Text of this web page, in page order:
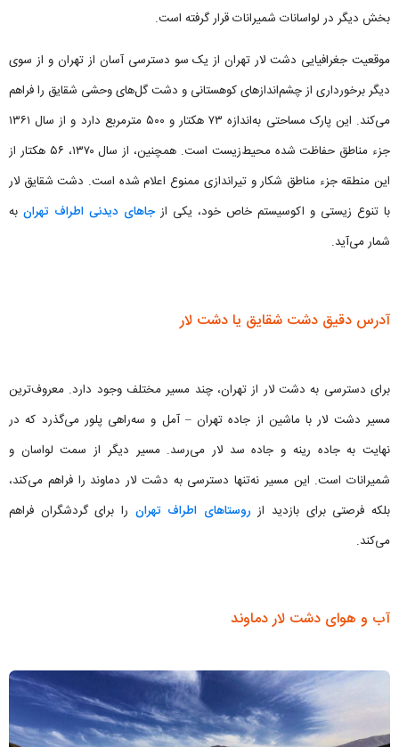
بخش دیگر در لواسانات شمیرانات قرار گرفته است.
موقعیت جغرافیایی دشت لار تهران از یک سو دسترسی آسان از تهران و از سوی
دیگر برخورداری از چشم‌اندازهای کوهستانی و دشت گل‌های وحشی شقایق را فراهم
می‌کند. این پارک مساحتی به‌اندازه ۷۳ هکتار و ۵۰۰ مترمربع دارد و از سال ۱۳۶۱
جزء مناطق حفاظت شده محیط‌زیست است. همچنین، از سال ۱۳۷۰، ۵۶ هکتار از
این منطقه جزء مناطق شکار و تیراندازی ممنوع اعلام شده است. دشت شقایق لار
با تنوع زیستی و اکوسیستم خاص خود، یکی از جاهای دیدنی اطراف تهران به
شمار می‌آید.
آدرس دقیق دشت شقایق یا دشت لار
برای دسترسی به دشت لار از تهران، چند مسیر مختلف وجود دارد. معروف‌ترین
مسیر دشت لار با ماشین از جاده تهران – آمل و سه‌راهی پلور می‌گذرد که در
نهایت به جاده رینه و جاده سد لار می‌رسد. مسیر دیگر از سمت لواسان و
شمیرانات است. این مسیر نه‌تنها دسترسی به دشت لار دماوند را فراهم می‌کند،
بلکه فرصتی برای بازدید از روستاهای اطراف تهران را برای گردشگران فراهم
می‌کند.
آب و هوای دشت لار دماوند